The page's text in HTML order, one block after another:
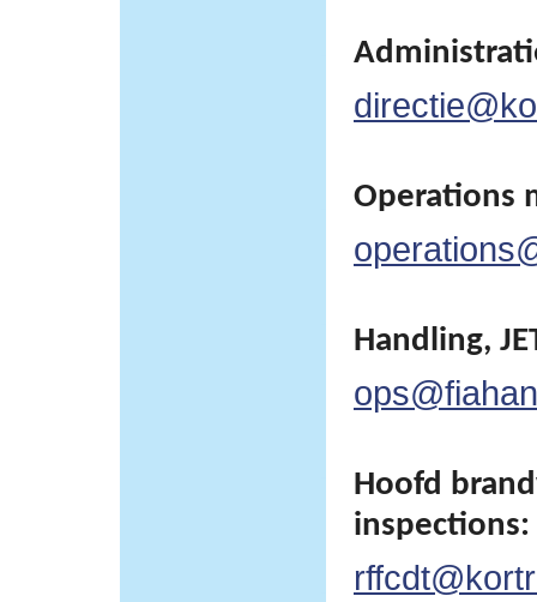
Operations
Handling,
Hoofd
inspections: